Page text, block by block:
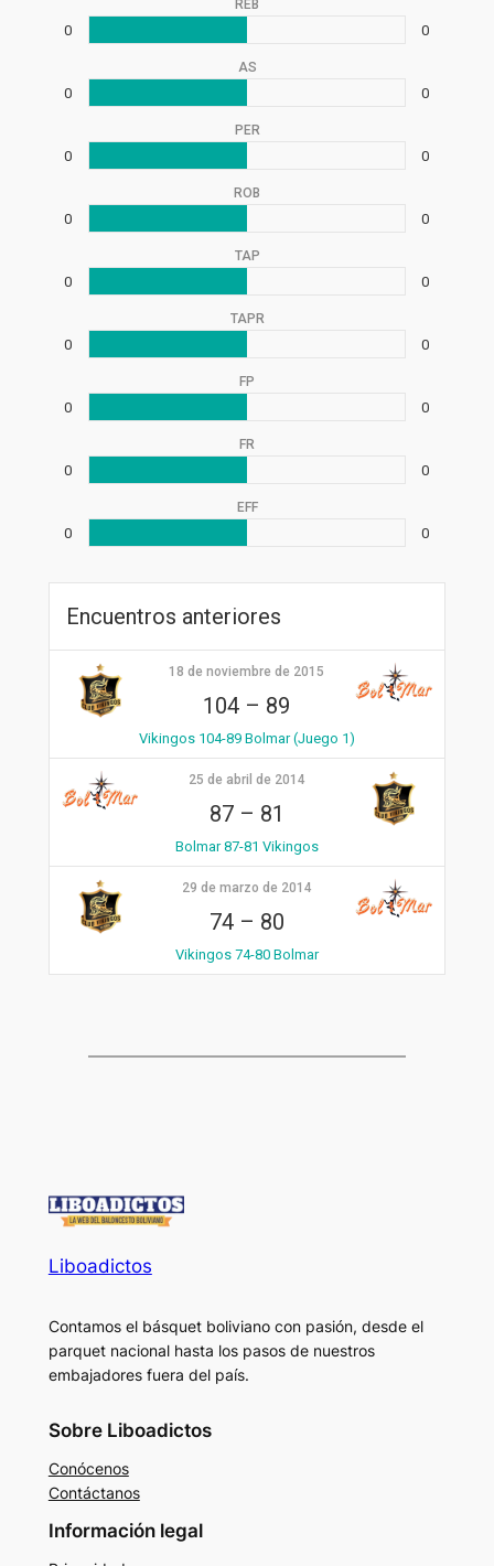
REB
0 0
AS
0 0
PER
0 0
ROB
0 0
TAP
0 0
TAPR
0 0
FP
0 0
FR
0 0
EFF
0 0
Encuentros anteriores
18 de noviembre de 2015
104 – 89
Vikingos 104-89 Bolmar (Juego 1)
25 de abril de 2014
87– 81
Bolmar 87-81 Vikingos
29 de marzo de 2014
74– 80
Vikingos 74-80 Bolmar
Liboadictos
Contamos el básquet boliviano con pasión, desde el
parquet nacional hasta los pasos de nuestros
embajadores fuera del país.
Sobre Liboadictos
Conócenos
Contáctanos
Información legal